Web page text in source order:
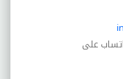
على